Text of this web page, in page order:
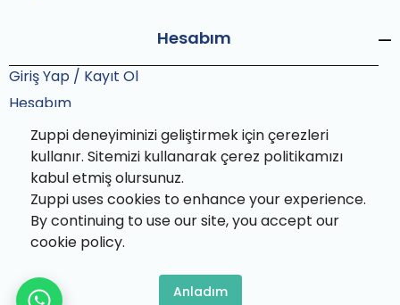
Zuppi deneyiminizi geliştirmek için çerezleri
kullanır. Sitemizi kullanarak çerez politikamızı
kabul etmiş olursunuz.
Zuppi uses cookies to enhance your experience.
By continuing to use our site, you accept our
cookie policy.
Anladım
Hesabım
Giriş Yap / Kayıt Ol
Hesabım
Siparişlerim
Sipariş Takip
Zuppi© 2025 Tüm hakları saklıdır. Bu site Zuppi ekibi
tarafından özenle paketlenmiştir.